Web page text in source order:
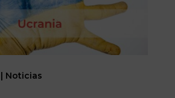
| Noticias